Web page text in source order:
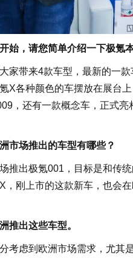
始，请您简单介绍一下极氪
家带来4款车型，最新的一
X各种颜色的车摆放在展台
，还有一款概念车，正式
市场推出的车型有哪些？
推出极氪001，目标是和传
，刚上市的这款新车，也会
推出这些车型。
考虑到欧洲市场需求，尤其